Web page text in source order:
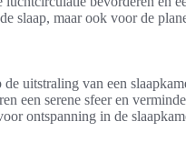
slaap, maar ook voor de
uitstraling van een
een serene sfeer en
ontspanning in de